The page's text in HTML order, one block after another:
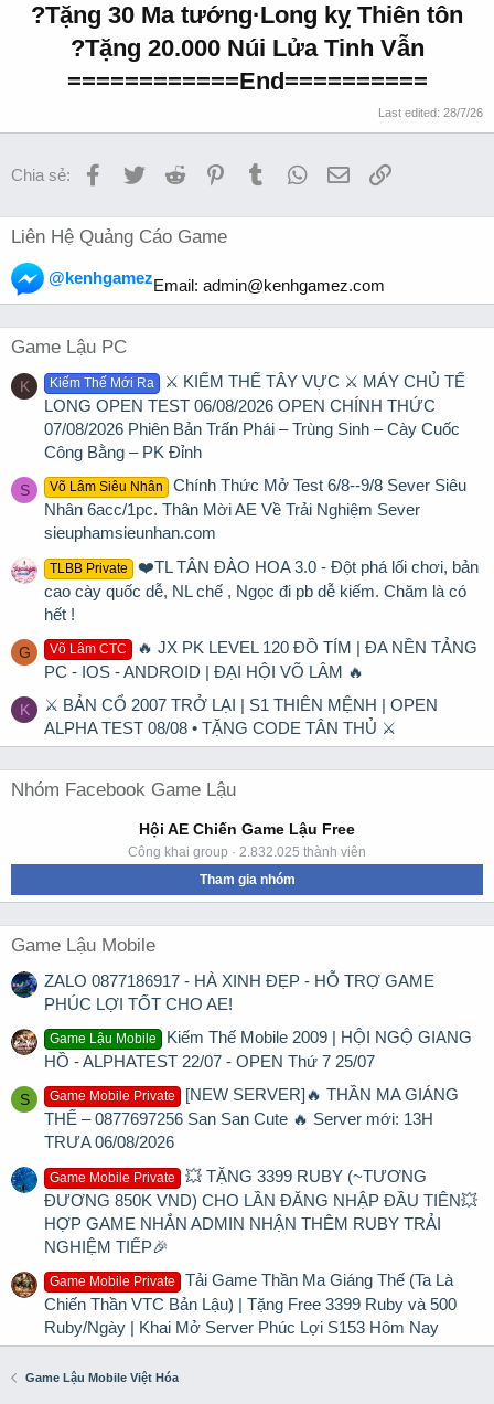
?Tặng 30 Ma tướng·Long kỵ Thiên tôn
?Tặng 20.000 Núi Lửa Tinh Vẫn
============End==========
Last edited: 28/7/26
Chia sẻ: Facebook
TwitterReddit PinterestTumblrWhatsApp
EmailLink
Liên Hệ Quảng Cáo Game
@kenhgamezEmail: admin@kenhgamez.com
Game Lậu PC
K Kiếm Thế Mới Ra
⚔️ KIẾM THẾ TÂY VỰC ⚔️ MÁY CHỦ TẾ
LONG OPEN TEST 06/08/2026 OPEN CHÍNH THỨC
07/08/2026 Phiên Bản Trấn Phái – Trùng Sinh – Cày Cuốc
Công Bằng – PK Đỉnh
S Võ Lâm Siêu Nhân
Chính Thức Mở Test 6/8--9/8 Sever Siêu
Nhân 6acc/1pc. Thân Mời AE Về Trải Nghiệm Sever
sieuphamsieunhan.com
TLBB Private
❤️TL TÂN ĐÀO HOA 3.0 - Đột phá lối chơi, bản
cao cày quốc dễ, NL chế , Ngọc đi pb dễ kiếm. Chăm là có
hết !
G Võ Lâm CTC
🔥 JX PK LEVEL 120 ĐỒ TÍM | ĐA NỀN TẢNG
PC - IOS - ANDROID | ĐẠI HỘI VÕ LÂM 🔥
K
⚔ BẢN CỔ 2007 TRỞ LẠI | S1 THIÊN MỆNH | OPEN
ALPHA TEST 08/08 • TẶNG CODE TÂN THỦ ⚔
Nhóm Facebook Game Lậu
Hội AE Chiến Game Lậu Free
Công khai group · 2.832.025 thành viên
Tham gia nhóm
Game Lậu Mobile
ZALO 0877186917 - HÀ XINH ĐẸP - HỖ TRỢ GAME
PHÚC LỢI TỐT CHO AE!
Game Lậu Mobile
Kiếm Thế Mobile 2009 | HỘI NGỘ GIANG
HỒ - ALPHATEST 22/07 - OPEN Thứ 7 25/07
S Game Mobile Private
[NEW SERVER]🔥 THẦN MA GIÁNG
THẾ – 0877697256 San San Cute 🔥 Server mới: 13H
TRƯA 06/08/2026
Game Mobile Private
💥 TẶNG 3399 RUBY (~TƯƠNG
ĐƯƠNG 850K VND) CHO LẦN ĐĂNG NHẬP ĐẦU TIÊN💥
HỢP GAME NHẮN ADMIN NHẬN THÊM RUBY TRẢI
NGHIỆM TIẾP🎉
Game Mobile Private
Tải Game Thần Ma Giáng Thế (Ta Là
Chiến Thần VTC Bản Lậu) | Tặng Free 3399 Ruby và 500
Ruby/Ngày | Khai Mở Server Phúc Lợi S153 Hôm Nay
Game Lậu Mobile Việt Hóa